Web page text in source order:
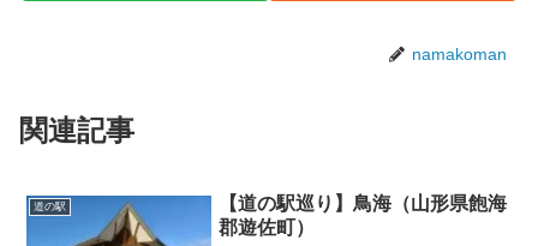
namakoman
関連記事
道の駅
【道の駅巡り】鳥海（山形県飽海
郡遊佐町）